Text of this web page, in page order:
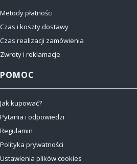
Metody płatności
Czas i koszty dostawy
Czas realizacji zamówienia
Zwroty i reklamacje
POMOC
Jak kupować?
Pytania i odpowiedzi
Regulamin
Polityka prywatności
Ustawienia plików cookies